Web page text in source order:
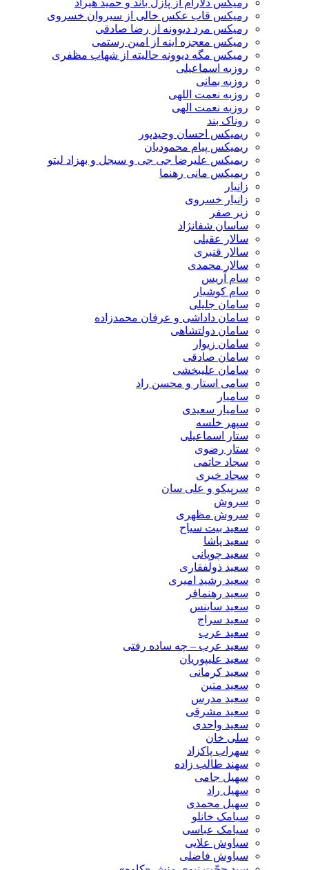
رمیکس دلارام از پازل باند و حمید هیراد
رمیکس قاب عکس خالی از سیروان خسروی
رمیکس مرد دیوونه از رضا صادقی
رمیکس معجزه اینه از امین رستمی
رمیکس مگه دیوونه حالیته از شهاب مظفری
روزبه اسماعیلی
روزبه بمانی
روزبه نعمت اللهی
روزبه نعمت الهی
روناک بند
ریمیکس احسان وحیدپور
ریمیکس پیام محمودیان
ریمیکس علیرضا جی جی و سیجل و بهزاد لیتو
ریمیکس مانی رهنما
زانیار
زانیار خسروی
زیر صفر
ساسان شفانژاد
سالار عقیلی
سالار قنبری
سالار محمدی
سام آریس
سام کوشیار
سامان جلیلی
سامان داداشی و عرفان محمدزاده
سامان دولتشاهی
سامان زیوار
سامان صادقی
سامان علیبخشی
سامی استار و محسن راد
سامیار
سامیار سعیدی
سپهر خلسه
ستار اسماعیلی
ستار رضوی
سجاد حاتمی
سجاد خیری
سرپیکو و علی سان
سروش
سروش مظهری
سعید بیت سیاح
سعید پاشا
سعید چوپانی
سعید ذولفقاری
سعید رشید امیری
سعید رهنمافر
سعید ساینس
سعید سراج
سعید عرب
سعید عرب – چه ساده رفتی
سعید علیپوریان
سعید کرمانی
سعید متین
سعید مدرس
سعید مشرقی
سعید واحدی
سلی خان
سهراب پاکزاد
سهند طالب زاده
سهیل جامی
سهیل راد
سهیل محمدی
سیامک خانلو
سیامک عباسی
سیاوش علایی
سیاوش فاضلی